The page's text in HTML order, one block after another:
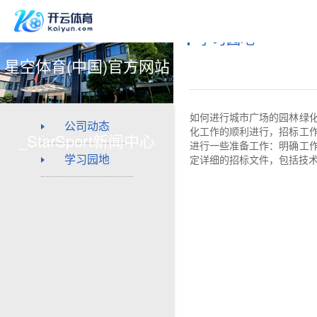
星空体育(中国)官方网站
_StarSport新闻中心
公司动态
学习园地
学习园地
如何进行城市广场的园林绿
化工作的顺利进行，招标工
进行一些准备工作：明确工
定详细的招标文件，包括技